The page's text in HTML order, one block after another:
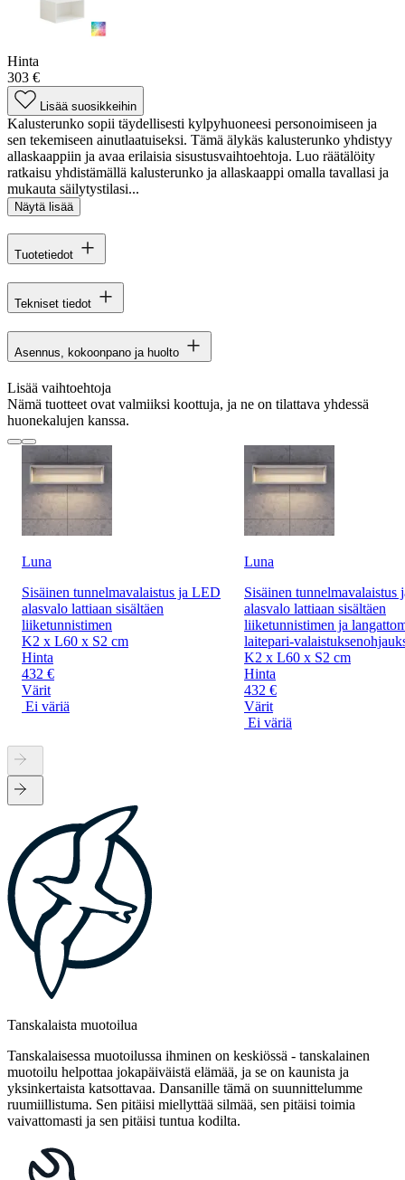
Hinta
303 €
Lisää suosikkeihin
Kalusterunko sopii täydellisesti kylpyhuoneesi personoimiseen ja
sen tekemiseen ainutlaatuiseksi. Tämä älykäs kalusterunko yhdistyy
allaskaappiin ja avaa erilaisia ​​sisustusvaihtoehtoja. Luo räätälöity
ratkaisu yhdistämällä kalusterunko ja allaskaappi omalla tavallasi ja
mukauta säilytystilasi...
Näytä lisää
Tuotetiedot
Tekniset tiedot
Asennus, kokoonpano ja huolto
Lisää vaihtoehtoja
Nämä tuotteet ovat valmiiksi koottuja, ja ne on tilattava yhdessä
huonekalujen kanssa.
Luna
Sisäinen tunnelmavalaistus ja LED
alasvalo lattiaan sisältäen
liiketunnistimen
K2 x L60 x S2 cm
Hinta
432 €
Värit
Ei väriä
Luna
Sisäinen tunnelmavalaistus
alasvalo lattiaan sisältäen
liiketunnistimen ja
laitepari-
K2 x L60 x S2 cm
Hinta
432 €
Värit
Ei väriä
Tanskalaista muotoilua
Tanskalaisessa muotoilussa ihminen on keskiössä - tanskalainen
muotoilu helpottaa jokapäiväistä elämää, ja se on kaunista ja
yksinkertaista katsottavaa. Dansanille tämä on suunnittelumme
ruumiillistuma. Sen pitäisi miellyttää silmää, sen pitäisi toimia
vaivattomasti ja sen pitäisi tuntua kodilta.